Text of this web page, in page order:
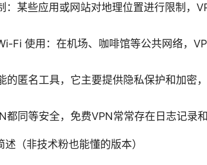
：某些应用或网站对地理位置进行限制，
Fi 使用：在机场、咖啡馆等公共网络，
的匿名工具，它主要提供隐私保护和加密
都同等安全，免费VPN常常存在日志记录
（非技术粉也能懂的版本）